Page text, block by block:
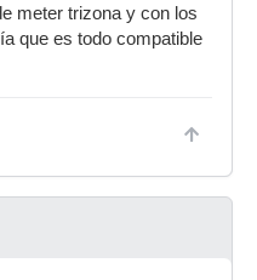
meter trizona y con los
que es todo compatible